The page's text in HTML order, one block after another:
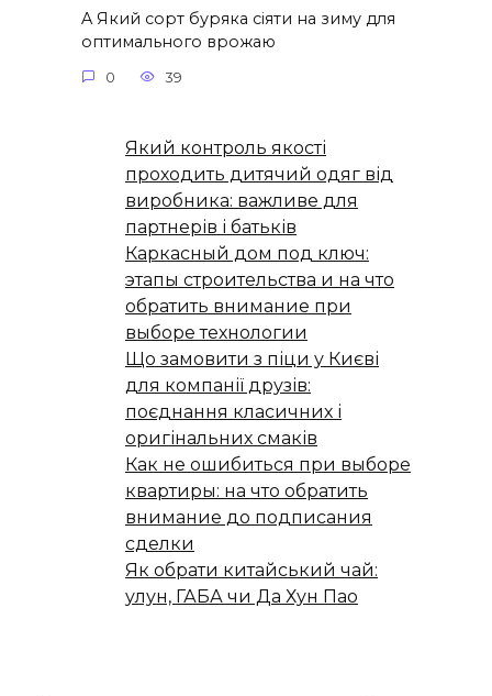
A Який сорт буряка сіяти на зиму для
оптимального врожаю
0 39
Який контроль якості
проходить дитячий одяг від
виробника: важливе для
партнерів і батьків
Каркасный дом под ключ:
этапы строительства и на что
обратить внимание при
выборе технологии
Що замовити з піци у Києві
для компанії друзів:
поєднання класичних і
оригінальних смаків
Как не ошибиться при выборе
квартиры: на что обратить
внимание до подписания
сделки
Як обрати китайський чай:
улун, ГАБА чи Да Хун Пао